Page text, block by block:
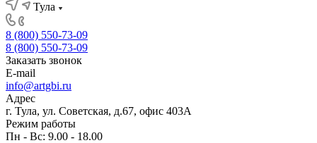
Тула
8 (800) 550-73-09
8 (800) 550-73-09
Заказать звонок
E-mail
info@artgbi.ru
Адрес
г. Тула, ул. Советская, д.67, офис 403А
Режим работы
Пн - Вс: 9.00 - 18.00